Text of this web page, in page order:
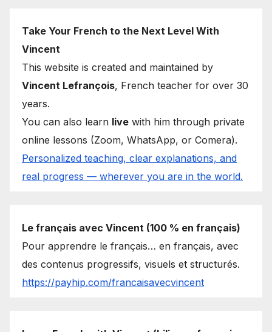
Take Your French to the Next Level With
Vincent
This website is created and maintained by
Vincent Lefrançois, French teacher for over 30
years.
You can also learn live with him through private
online lessons (Zoom, WhatsApp, or Comera).
Personalized teaching, clear explanations, and
real progress — wherever you are in the world.
Le français avec Vincent (100 % en français)
Pour apprendre le français… en français, avec
des contenus progressifs, visuels et structurés.
https://payhip.com/francaisavecvincent